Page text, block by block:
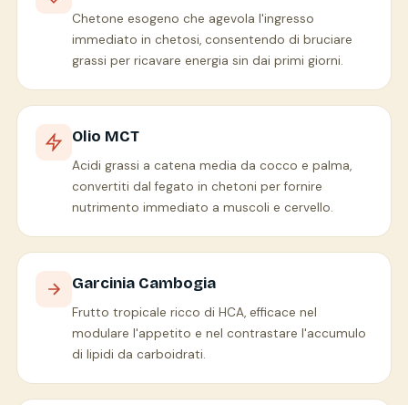
Chetone esogeno che agevola l'ingresso
immediato in chetosi, consentendo di bruciare
grassi per ricavare energia sin dai primi giorni.
Olio MCT
Acidi grassi a catena media da cocco e palma,
convertiti dal fegato in chetoni per fornire
nutrimento immediato a muscoli e cervello.
Garcinia Cambogia
Frutto tropicale ricco di HCA, efficace nel
modulare l'appetito e nel contrastare l'accumulo
di lipidi da carboidrati.